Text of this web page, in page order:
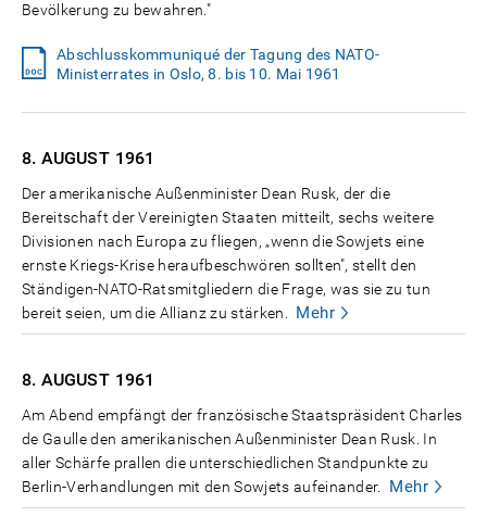
Bevölkerung zu bewahren."
Abschlusskommuniqué der Tagung des NATO-
Ministerrates in Oslo, 8. bis 10. Mai 1961
8. AUGUST 1961
Der amerikanische Außenminister Dean Rusk, der die
Bereitschaft der Vereinigten Staaten mitteilt, sechs weitere
Divisionen nach Europa zu fliegen, „wenn die Sowjets eine
ernste Kriegs-Krise heraufbeschwören sollten", stellt den
Ständigen-NATO-Ratsmitgliedern die Frage, was sie zu tun
bereit seien, um die Allianz zu stärken.
Mehr
8. AUGUST 1961
Am Abend empfängt der französische Staatspräsident Charles
de Gaulle den amerikanischen Außenminister Dean Rusk. In
aller Schärfe prallen die unterschiedlichen Standpunkte zu
Berlin-Verhandlungen mit den Sowjets aufeinander.
Mehr